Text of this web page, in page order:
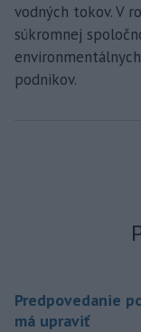
vodných tokov. V
súkromnej
podnikov.
Predpovedanie
má upraviť